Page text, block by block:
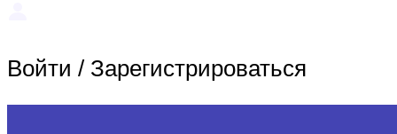
Войти / Зарегистрироваться